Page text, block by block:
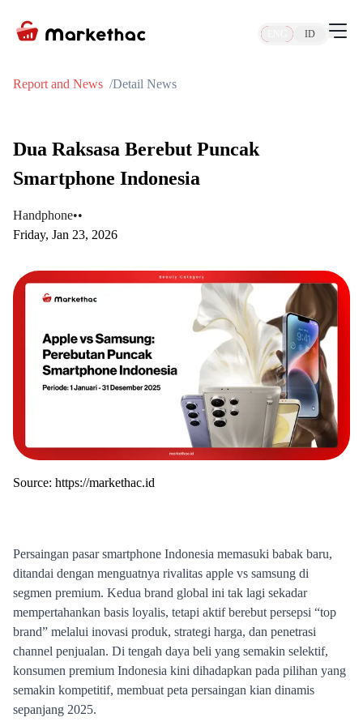
ID
Report and News Detail News
Dua Raksasa Berebut Puncak
Smartphone Indonesia
Handphone••
Friday, Jan 23, 2026
Source: https://markethac.id